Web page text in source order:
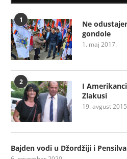
1
Ne
gondole
1. maj 2017.
2
I
Zlakusi
19. avgust
Bajden vodi u Džordžiji i